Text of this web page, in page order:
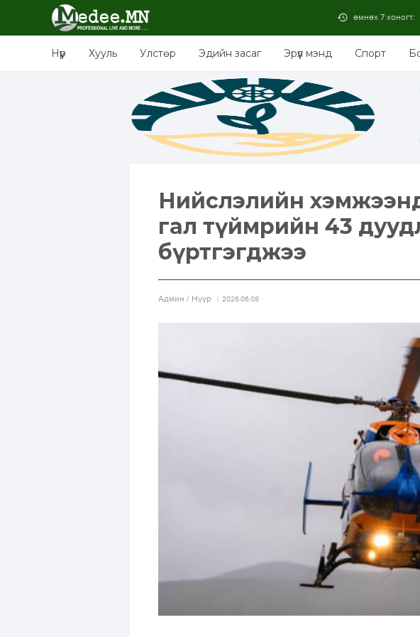
өмнөх 7 хоногт:
Нүүр Хууль Улстөр Эдийн засаг Эрүүл мэнд Спорт
Нийслэлийн хэмжээнд
гал түймрийн 43
бүртгэгджээ
Aдмин / Нүүр 2026.06.08